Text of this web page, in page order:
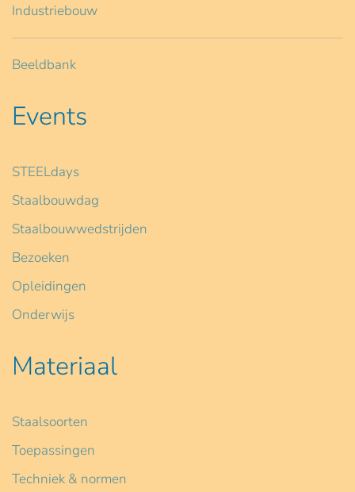
Industriebouw
Beeldbank
Events
STEELdays
Staalbouwdag
Staalbouwwedstrijden
Bezoeken
Opleidingen
Onderwijs
Materiaal
Staalsoorten
Toepassingen
Techniek & normen